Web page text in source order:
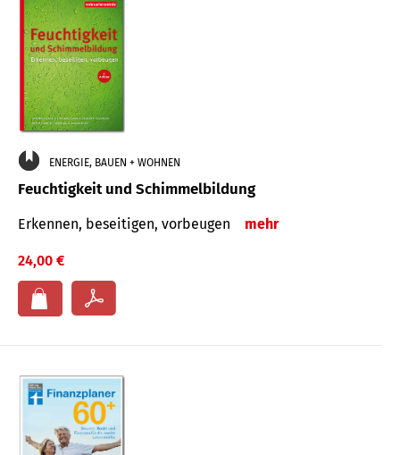
ENERGIE, BAUEN + WOHNEN
Feuchtigkeit und Schimmelbildung
Erkennen, beseitigen, vorbeugen mehr
24,00 €